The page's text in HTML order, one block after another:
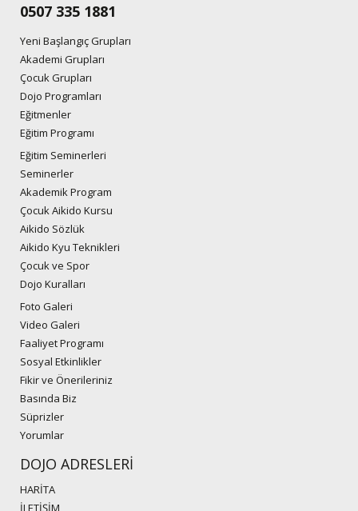
0507 335 1881
Yeni Başlangıç Grupları
Akademi Grupları
Çocuk Grupları
Dojo Programları
Eğitmenler
Eğitim Programı
Eğitim Seminerleri
Seminerler
Akademik Program
Çocuk Aikido Kursu
Aikido Sözlük
Aikido Kyu Teknikleri
Çocuk ve Spor
Dojo Kuralları
Foto Galeri
Video Galeri
Faaliyet Programı
Sosyal Etkinlikler
Fikir ve Önerileriniz
Basında Biz
Süprizler
Yorumlar
DOJO ADRESLERİ
HARİTA
İLETİŞİM